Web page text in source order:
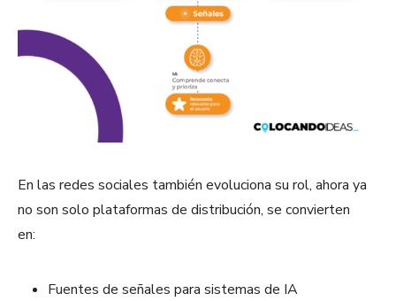
En las redes sociales también evoluciona su rol, ahora ya
no son solo plataformas de distribución, se convierten
en:
Fuentes de señales para sistemas de IA